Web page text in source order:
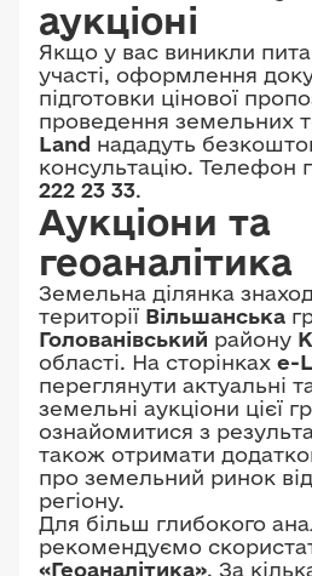
аукціоні
Якщо у вас виникли
участі, оформлення
підготовки цінової
проведення земельних
Land нададуть
консультацію. Телефон
222 23 33.
Аукціони та
геоаналітика
Земельна ділянка
території Вільшанська
Голованівський району
області. На сторінках e-
переглянути актуальні
земельні аукціони цієї
ознайомитися з
також отримати
про земельний ринок
регіону.
Для більш глибокого
рекомендуємо
«Геоаналітика». За